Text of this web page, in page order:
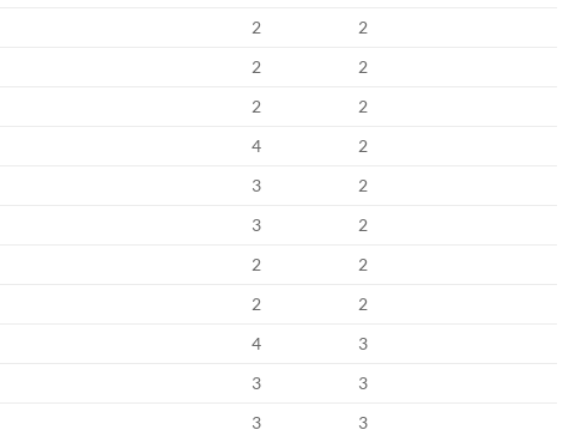
2
2
2
2
2
2
4
2
3
2
3
2
2
2
2
2
4
3
3
3
3
3